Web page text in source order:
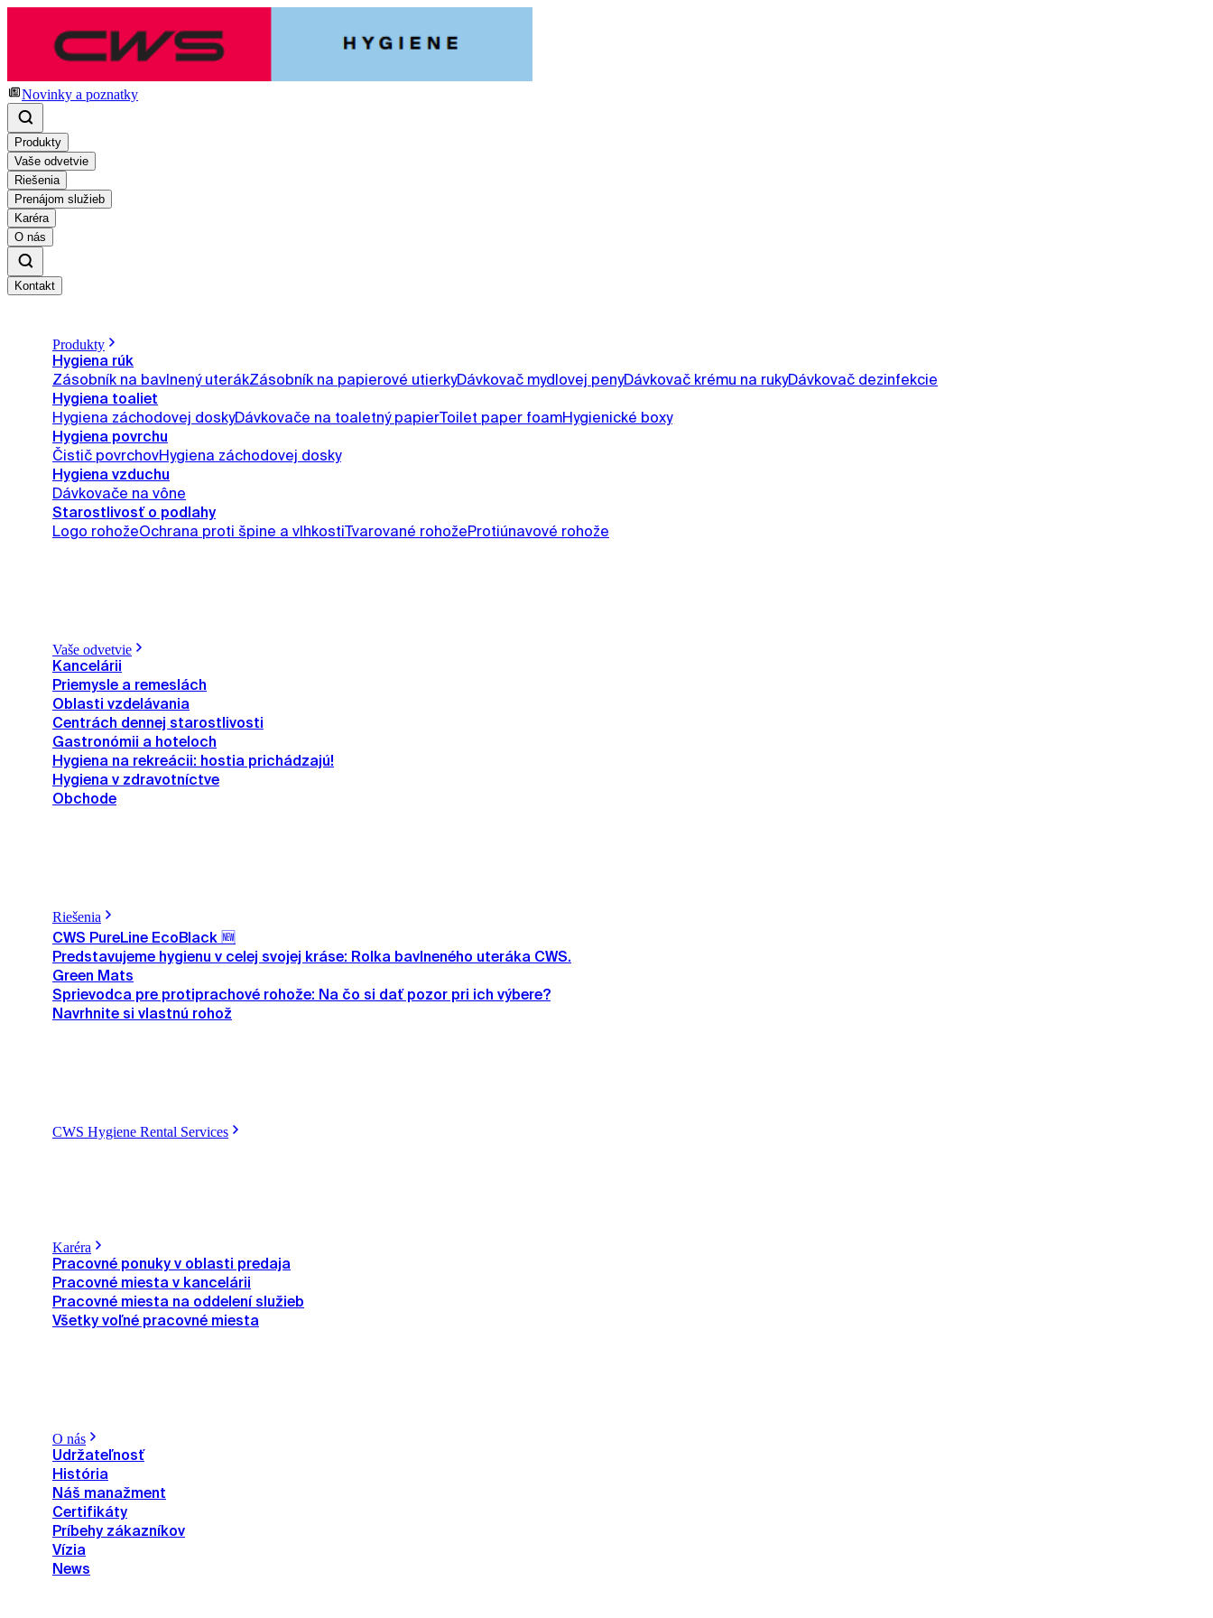
Novinky a poznatky
Produkty
Vaše odvetvie
Riešenia
Prenájom služieb
Karéra
O nás
Kontakt
Produkty
Hygiena rúk
Zásobník na bavlnený uterákZásobník na papierové utierkyDávkovač mydlovej penyDávkovač krému na rukyDávkovač dezinfekcie
Hygiena toaliet
Hygiena záchodovej doskyDávkovače na toaletný papier Toilet paper foamHygienické boxy
Hygiena povrchu
Čistič povrchovHygiena záchodovej dosky
Hygiena vzduchu
Dávkovače na vône
Starostlivosť o podlahy
Logo rohožeOchrana proti špine a vlhkosti Tvarované rohožeProtiúnavové rohože
Vaše odvetvie
Kancelárii
Priemysle a remeslách
Oblasti vzdelávania
Centrách dennej starostlivosti
Gastronómii a hoteloch
Hygiena na rekreácii: hostia prichádzajú!
Hygiena v zdravotníctve
Obchode
Riešenia
CWS PureLine EcoBlack 🆕
Predstavujeme hygienu v celej svojej kráse: Rolka bavlneného uteráka CWS.
Green Mats
Sprievodca pre protiprachové rohože: Na čo si dať pozor pri ich výbere?
Navrhnite si vlastnú rohož
CWS Hygiene Rental Services
Karéra
Pracovné ponuky v oblasti predaja
Pracovné miesta v kancelárii
Pracovné miesta na oddelení služieb
Všetky voľné pracovné miesta
O nás
Udržateľnosť
História
Náš manažment
Certifikáty
Príbehy zákazníkov
Vízia
News